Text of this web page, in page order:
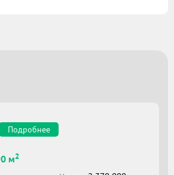
Подробнее
м2